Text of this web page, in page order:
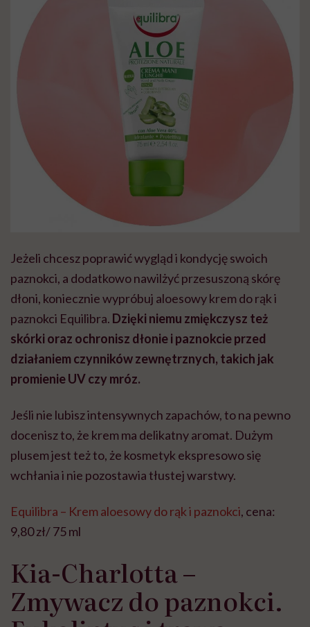
Jeżeli chcesz poprawić wygląd i kondycję swoich
paznokci, a dodatkowo nawilżyć przesuszoną skórę
dłoni, koniecznie wypróbuj aloesowy krem do rąk i
paznokci Equilibra. Dzięki niemu zmiękczysz też
skórki oraz ochronisz dłonie i paznokcie przed
działaniem czynników zewnętrznych, takich jak
promienie UV czy mróz.
Jeśli nie lubisz intensywnych zapachów, to na pewno
docenisz to, że krem ma delikatny aromat. Dużym
plusem jest też to, że kosmetyk ekspresowo się
wchłania i nie pozostawia tłustej warstwy.
Equilibra – Krem aloesowy do rąk i paznokci, cena:
9,80 zł/ 75 ml
Kia-Charlotta –
Zmywacz do paznokci.